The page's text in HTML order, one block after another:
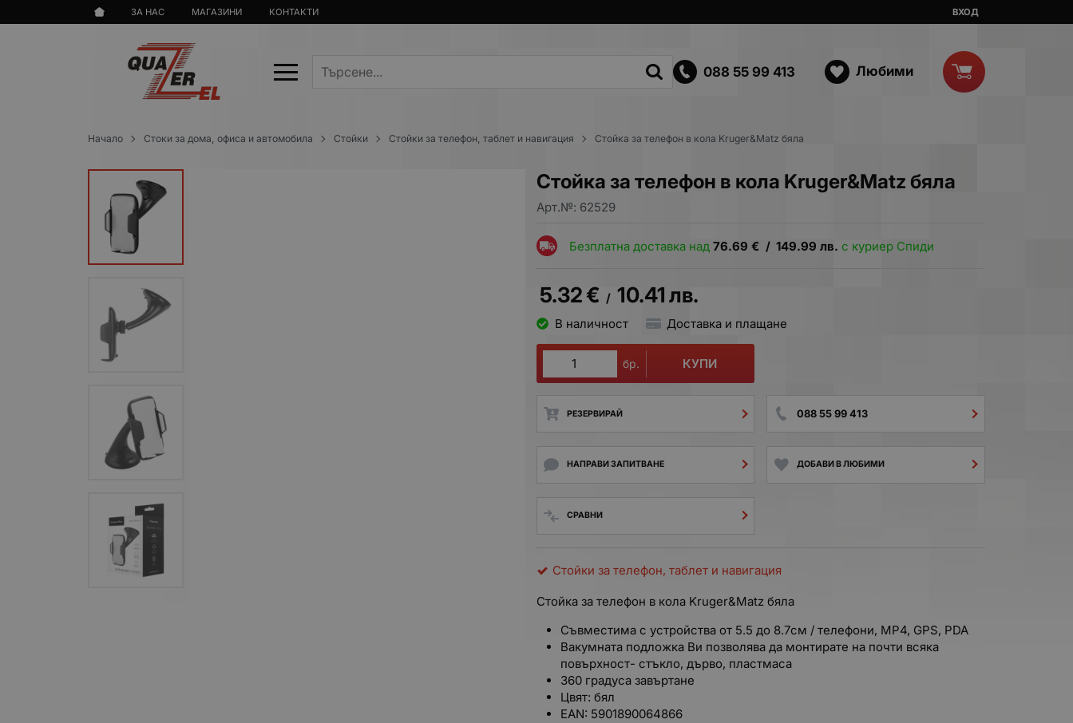
ЗА НАС МАГАЗИНИ КОНТАКТИ ВХОД
088 55 99 413 Любими
Начало Стоки за дома, офиса и автомобила Стойки Стойки за телефон, таблет и навигация Стойка за телефон в кола Kruger&Matz бяла
Стойка за телефон в кола Kruger&Matz бяла
Арт.№: 62529
Безплатна доставка над76.69 € / 149.99 лв. с куриер Спиди
5.32€ / 10.41лв.
В наличност Доставка и плащане
бр. КУПИ
РЕЗЕРВИРАЙ 088 55 99 413
НАПРАВИ ЗАПИТВАНЕ ДОБАВИ В ЛЮБИМИ
СРАВНИ
Стойки за телефон, таблет и навигация
Стойка за телефон в кола Kruger&Matz бяла
Съвместима с устройства от 5.5 до 8.7см / телефони, MP4, GPS, PDA
Вакумната подложка Ви позволява да монтирате на почти всяка
повърхност- стъкло, дърво, пластмаса
360 градуса завъртане
Цвят: бял
EAN: 5901890064866